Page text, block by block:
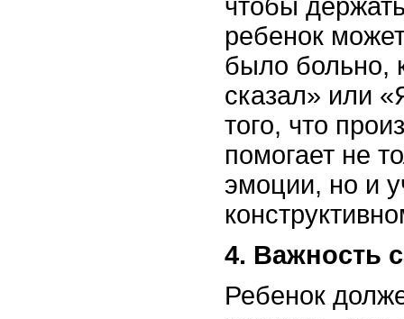
чтобы
ребенок
было больно,
сказал» или
того, что
помогает не
эмоции, но и
4. Важность
Ребенок